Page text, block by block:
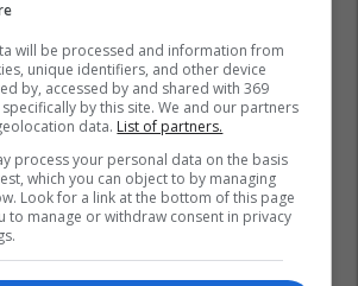
Los Angeles Lakers Nba
will be processed and information from
unique identifiers, and other device
by, accessed by and shared with 369
by this site. We and our partners
data. List of partners.
process your personal data on the basis
which you can object to by managing
Look for a link at the bottom of this page
to manage or withdraw consent in privacy